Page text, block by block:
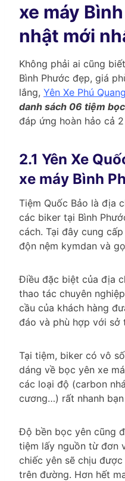
xe máy
nhật mới
Không phải ai cũng
Bình Phước đẹp, giá
lắng, Yên Xe Phú Quang
danh sách 06 tiệm
đáp ứng hoàn hảo cả
2.1 Yên Xe
xe máy Bình
Tiệm Quốc Bảo là địa
các biker tại Bình
cách. Tại đây cung
độn nệm kymdan và
Điều đặc biệt của địa
thao tác chuyên
cầu của khách hàng
đáo và phù hợp với sở
Tại tiệm, biker có vô
dáng về bọc yên xe
các loại độ (carbon
cương…) rất nhanh
Độ bền bọc yên cũng
tiệm lấy nguồn từ đơn
chiếc yên sẽ chịu
trên đường. Hơn hết